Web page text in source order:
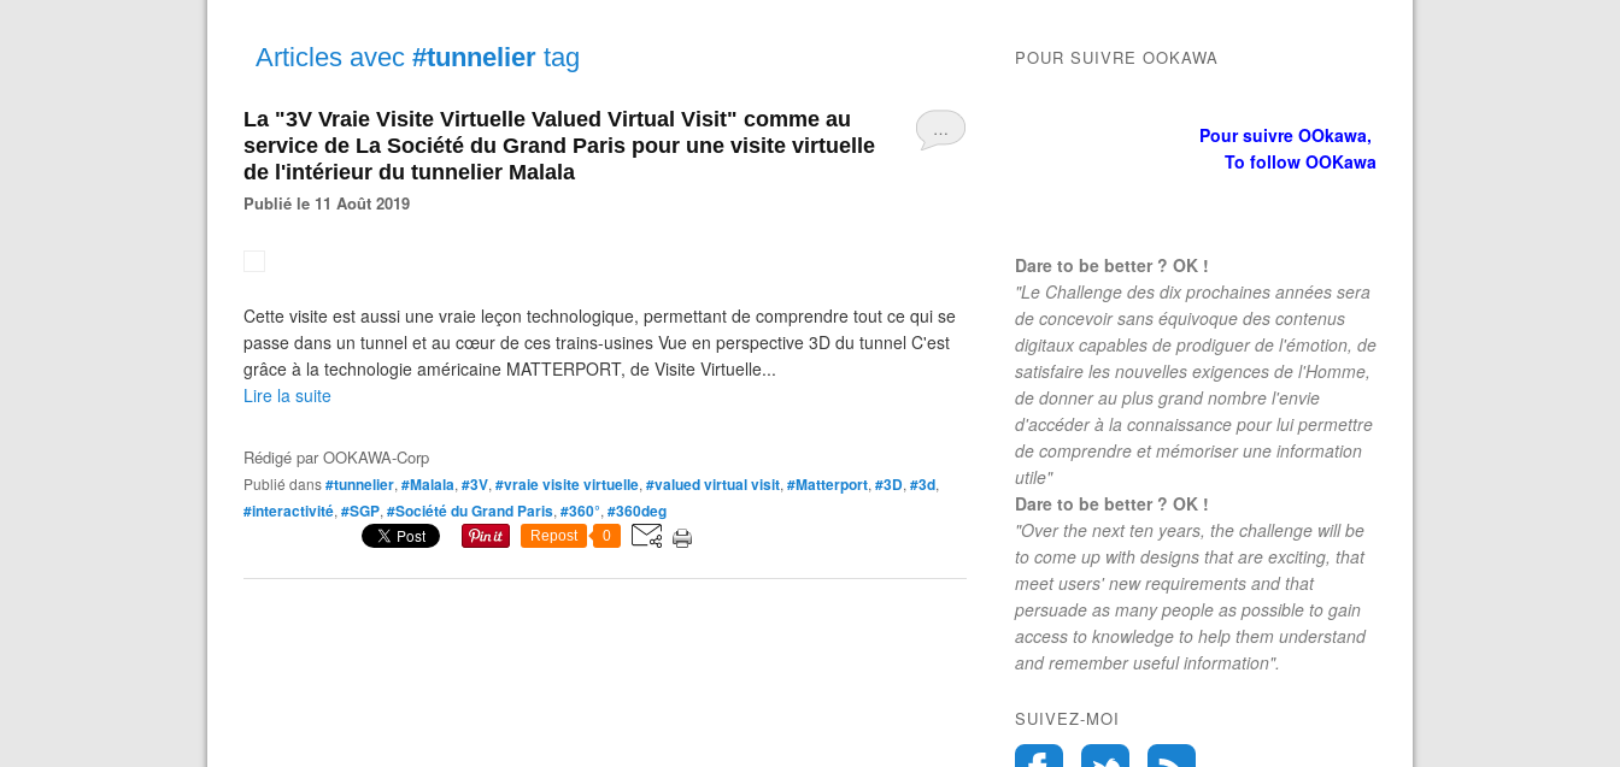
Articles avec #tunnelier tag
…
La "3V Vraie Visite Virtuelle Valued Virtual Visit" comme au
service de La Société du Grand Paris pour une visite virtuelle
de l'intérieur du tunnelier Malala
Publié le 11 Août 2019
Cette visite est aussi une vraie leçon technologique, permettant de comprendre tout ce qui se
passe dans un tunnel et au cœur de ces trains-usines Vue en perspective 3D du tunnel C'est
grâce à la technologie américaine MATTERPORT, de Visite Virtuelle...
Lire la suite
Rédigé parOOKAWA-Corp
Publié dans#tunnelier, #Malala, #3V, #vraie visite virtuelle, #valued virtual visit, #Matterport, #3D, #3d,
#interactivité, #SGP, #Société du Grand Paris, #360°, #360deg
Repost 0
POUR SUIVRE OOKAWA
Pour suivre OOkawa,
To follow OOKawa
Dare to be better ? OK !
"Le Challenge des dix prochaines années sera
de concevoir sans équivoque des contenus
digitaux capables de prodiguer de l'émotion, de
satisfaire les nouvelles exigences de l'Homme,
de donner au plus grand nombre l'envie
d'accéder à la connaissance pour lui permettre
de comprendre et mémoriser une information
utile"
Dare to be better ? OK !
"Over the next ten years, the challenge will be
to come up with designs that are exciting, that
meet users' new requirements and that
persuade as many people as possible to gain
access to knowledge to help them understand
and remember useful information".
SUIVEZ-MOI